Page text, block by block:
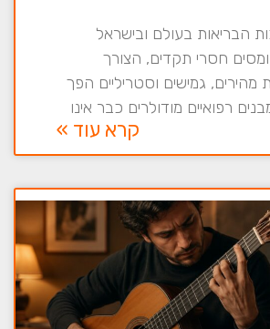
הבריאות בעולם ובישראל
חסרי תקדים, הצורך
מהירים, גמישים וסטריליים הפך
רפואיים מודולרים כבר אינו
קרא עוד »